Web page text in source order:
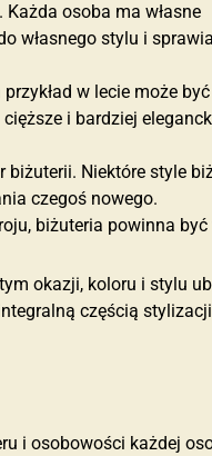
osoba ma własne
własnego stylu i
w lecie może
i bardziej
biżuterii. Niektóre style
czegoś nowego.
biżuteria powinna
okazji, koloru i stylu
częścią
i osobowości każdej